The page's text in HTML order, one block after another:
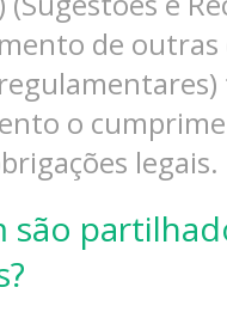
de outras
o
legais.
são